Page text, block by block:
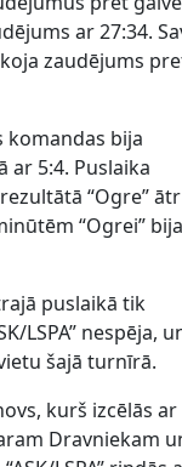
ar 27:34.
zaudējums
komandas bija
5:4. Puslaika
“Ogre”
“Ogrei”
puslaikā tik
LSPA” nespēja,
šajā turnīrā.
kurš izcēlās ar
Dravniekam